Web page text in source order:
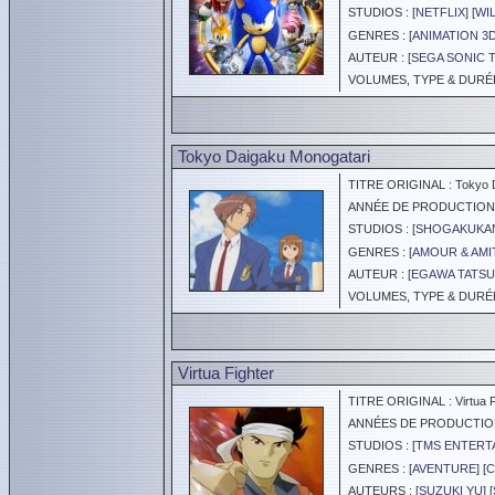
STUDIOS : [NETFLIX] [
GENRES : [ANIMATION
AUTEUR : [SEGA SONIC
VOLUMES, TYPE &
Tokyo Daigaku Monogatari
TITRE ORIGINAL : Tokyo
ANNÉE DE
STUDIOS : [
GENRES : [AMOUR &
AUTEUR : [EGAWA
VOLUMES, TYPE &
Virtua Fighter
TITRE ORIGINAL : Virtua
ANNÉES DE
STUDIOS : [TMS
GENRES : [AVENTURE] [
AUTEURS : [SUZUKI YU] [